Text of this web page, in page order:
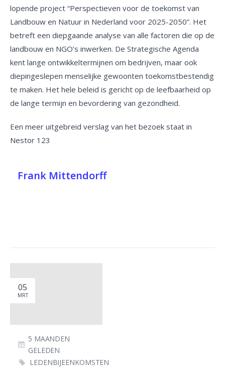
lopende project “Perspectieven voor de toekomst van
Landbouw en Natuur in Nederland voor 2025-2050”. Het
betreft een diepgaande analyse van alle factoren die op de
landbouw en NGO’s inwerken. De Strategische Agenda
kent lange ontwikkeltermijnen om bedrijven, maar ook
diepingeslepen menselijke gewoonten toekomstbestendig
te maken. Het hele beleid is gericht op de leefbaarheid op
de lange termijn en bevordering van gezondheid.
Een meer uitgebreid verslag van het bezoek staat in
Nestor 123
Frank Mittendorff
05
MRT
5 MAANDEN
GELEDEN
LEDENBIJEENKOMSTEN